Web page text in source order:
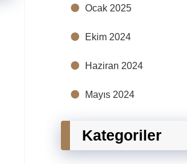
Ocak 2025
Ekim 2024
Haziran 2024
Mayıs 2024
Kategoriler